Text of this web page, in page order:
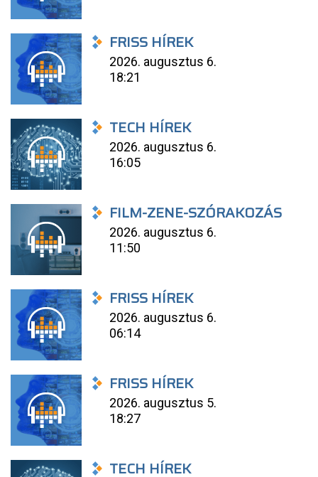
FRISS HÍREK
2026. augusztus 6.
18:21
TECH HÍREK
2026. augusztus 6.
16:05
FILM-ZENE-SZÓRAKOZÁS
2026. augusztus 6.
11:50
FRISS HÍREK
2026. augusztus 6.
06:14
FRISS HÍREK
2026. augusztus 5.
18:27
TECH HÍREK